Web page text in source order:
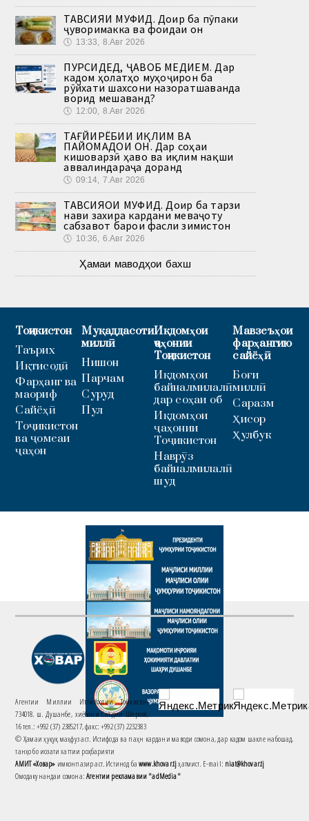
ТАВСИЯИ МУФИД. Доир ба пӯпаки
ҷуворимакка ва фоидаи он
🕔 13:33, 8.Авг 2026
ПУРСИДЕД, ҶАВОБ МЕДИҲЕМ. Дар
кадом ҳолатҳо муҳоҷирон ба
рӯйхати шахсони назоратшаванда
ворид мешаванд?
🕔 12:00, 8.Авг 2026
ТАҒЙИРЁБИИ ИҚЛИМ ВА
ПАЙОМАДҲОИ ОН. Дар соҳаи
кишоварзӣ ҳаво ва иқлим нақши
аввалиндараҷа доранд
🕔 09:14, 7.Авг 2026
ТАВСИЯҲОИ МУФИД. Доир ба тарзи
нави захира кардани меваҷоту
сабзавот барои фасли зимистон
🕔 10:36, 6.Авг 2026
Ҳамаи маводҳои бахш
Тоҷикистон
Таърих
Иқтисодӣ
Фарҳанг ва
маориф
Сайёҳӣ
Тоҷикистон
ва ҷомеаи
ҷаҳон
Муқаддасоти
миллӣ
Нишон
Парчам
Суруд
Пул
Иқдомҳои
ҷаҳонии
Тоҷикистон
Иқдомҳои
байналмилалӣ
дар соҳаи об
Иқдомҳои
ҷаҳонии
Тоҷикистон
Наврӯз
байналмилалӣ
шуд
Мавзеъҳои
фарҳангию
сайёҳӣ
Боғи
миллӣ
Саразм
Ҳисор
Ҳулбук
Агентии Миллии Иттилоотии Тоҷикистон
734018. ш. Душанбе, хиёбони Саъдии Шерозӣ,
16 тел.: +992 (37) 2385217, факс: +992 (37) 2232383
© Ҳамаи ҳуқуқ маҳфуз аст. Истифода ва паҳн кардани маводи сомона, дар кадом шакле набошад,
танҳо бо иҷозати хаттии роҳбарияти
АМИТ «Ховар» имконпазир аст. Истинод баwww.khovar.tjҳатмист. E-mail: niat@khovar.tj
Омодакунандаи сомона:Агентии рекламавии "adMedia"